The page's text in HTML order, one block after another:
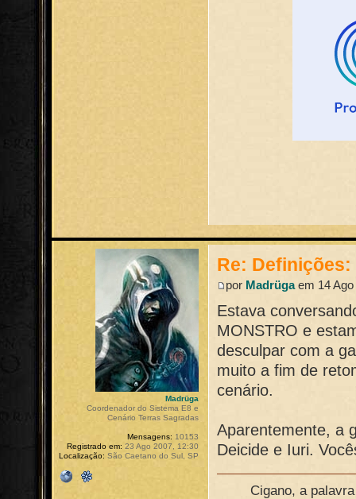
Re:
por Madrügaem 14 Ago
Estava
MONSTRO e
desculpar com a
muito a fim de
cenário.
Aparentemente, a
Deicide e Iuri.
Cigano, a
Madrüga
Coordenador do Sistema E8 e
Cenário Terras Sagradas
Mensagens: 10153
Registrado em: 23 Ago 2007, 12:30
Localização: São Caetano do Sul, SP